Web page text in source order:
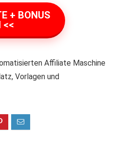
+ BONUS
<<
Affiliate Maschine
Vorlagen und